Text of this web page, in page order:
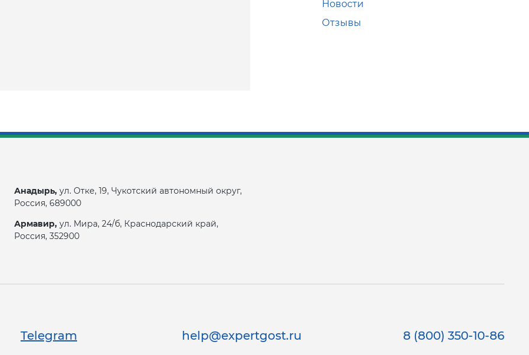
Новости
Отзывы
Анадырь, ул. Отке, 19, Чукотский автономный округ,
Россия, 689000
Армавир, ул. Мира, 24/б, Краснодарский край,
Россия, 352900
Telegram help@expertgost.ru 8 (800) 350-10-86